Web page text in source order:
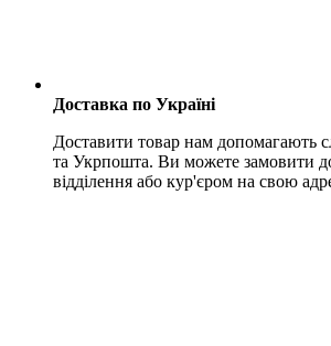
Доставка по Україні
Доставити товар нам допомагають
та Укрпошта. Ви можете замовити
відділення або кур'єром на свою